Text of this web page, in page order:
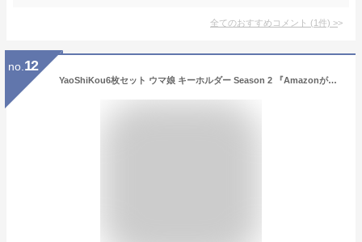
全てのおすすめコメント (1件) >
no. 12
YaoShiKou6枚セット ウマ娘 キーホルダー Season 2 『Amazonが発送』 アクリル キーチェーン ウマ娘人気 6枚セットアニメ キャラクター 透明感 可愛い グッズ 周辺 コスチューム道具 萌えグッズ 携帯 鍵 自動車飾り グッズ